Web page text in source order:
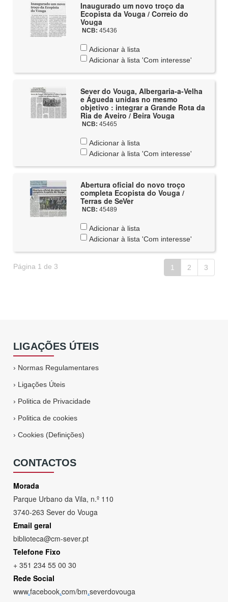
Inaugurado um novo troço da
Ecopista da Vouga / Correio do
Vouga
NCB: 45436
Adicionar à lista
Adicionar à lista 'Com interesse'
Sever do Vouga, Albergaria-a-Velha
e Águeda unidas no mesmo
objetivo : integrar a Grande Rota da
Ria de Aveiro / Beira Vouga
NCB: 45465
Adicionar à lista
Adicionar à lista 'Com interesse'
Abertura oficial do novo troço
completa Ecopista do Vouga /
Terras de SeVer
NCB: 45489
Adicionar à lista
Adicionar à lista 'Com interesse'
Página 1 de 3 1 2 3
LIGAÇÕES ÚTEIS
› Normas Regulamentares
› Ligações Úteis
› Politica de Privacidade
› Politica de cookies
›Cookies (Definições)
CONTACTOS
Morada
Parque Urbano da Vila, n.º 110
3740-263 Sever do Vouga
Email geral
biblioteca@cm-sever.pt
Telefone Fixo
+ 351 234 55 00 30
Rede Social
www.facebook.com/bm.severdovouga